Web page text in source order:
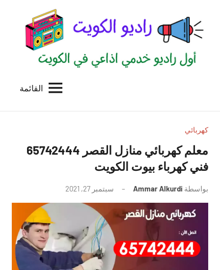
المحتوى
الكويت
للاعلانات
بالكويت
القائمة
كهربائي
معلم كهربائي منازل القصر 65742444
فني كهرباء بيوت الكويت
بواسطة Ammar Alkurdi سبتمبر 27, 2021
توجد
تعليقات